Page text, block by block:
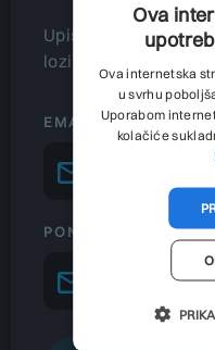
Upišite svoj email i
lozinke.
EMAIL
PONOVITE EMAIL
Ova
Ova internetska
u svrhu
Uporabom
kolačiće